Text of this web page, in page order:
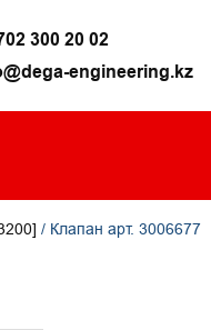
300 20 02
engineering.kz
/ Клапан арт. 3006677